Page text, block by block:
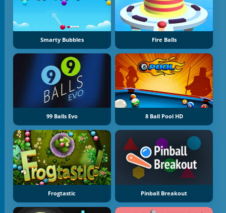
Smarty Bubbles Fire Balls
99 Balls Evo 8 Ball Pool HD
Frogtastic Pinball Breakout